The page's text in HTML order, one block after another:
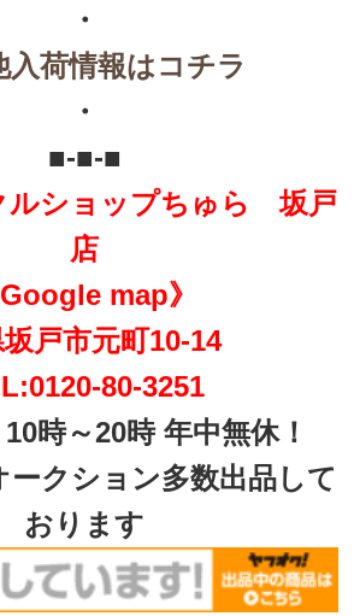
・
入荷情報はコチラ
・
■-■-■
ルショップちゅら 坂戸
店
Google map》
坂戸市元町10-14
80-3251
時～20時 年中無休！
ークション多数出品して
おります